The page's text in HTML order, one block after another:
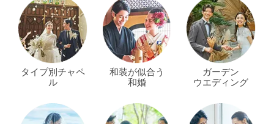
タイプ別チャペ
ル
和装が似合う
和婚
ガーデン
ウエディング